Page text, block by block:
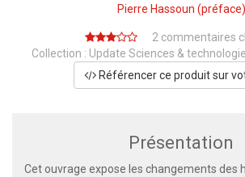
Pierre Hassoun (préface)
2 commentaires
Collection : Update Sciences &
Référencer ce produit sur
Présentation
Cet ouvrage expose les changements des